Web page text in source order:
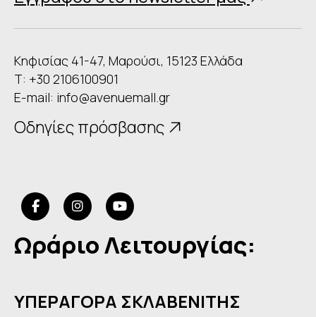
Κηφισίας 41-47, Μαρούσι, 15123 Ελλάδα
Τ: +30 2106100901
E-mail: info@avenuemall.gr
Οδηγίες πρόσβασης
Ωράριο Λειτουργίας:
ΥΠΕΡΑΓΟΡΑ ΣΚΛΑΒΕΝΙΤΗΣ